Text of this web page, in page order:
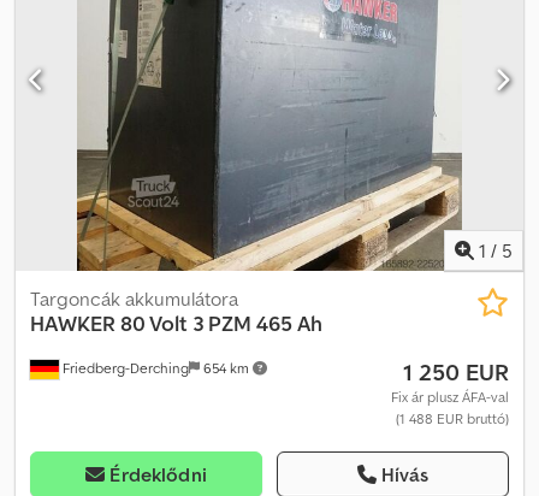
1 / 5
Friedberg-Derching 654 km
Targoncák akkumulátora
HAWKER 80 Volt 3 PZM 465 Ah
1 250 EUR
Fix ár plusz ÁFA-val
(1 488 EUR bruttó)
Érdeklődni Hívás